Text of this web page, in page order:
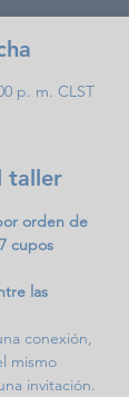
p. m. CLST
taller
orden de
cupos
las
conexión,
mismo
invitación.